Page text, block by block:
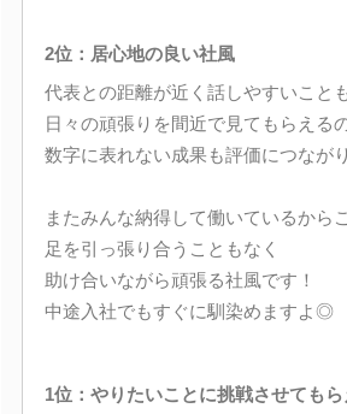
2位：居心地の良い社風
代表との距離が近く話しやすいことも
日々の頑張りを間近で見てもらえる
数字に表れない成果も評価につながり
またみんな納得して働いているから
足を引っ張り合うこともなく
助け合いながら頑張る社風です！
中途入社でもすぐに馴染めますよ◎
1位：やりたいことに挑戦させてもら